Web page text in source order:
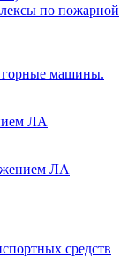
по пожарной
горные машины.
ЛА
ЛА
средств